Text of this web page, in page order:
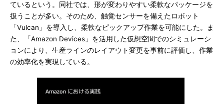
ているという。同社では、形が変わりやすい柔軟なパッケージを
扱うことが多い。そのため、触覚センサーを備えたロボット
「Vulcan」を導入し、柔軟なピックアップ作業を可能にした。ま
た、「Amazon Devices」を活用した仮想空間でのシミュレーシ
ョンにより、生産ラインのレイアウト変更を事前に評価し、作業
の効率化を実現している。